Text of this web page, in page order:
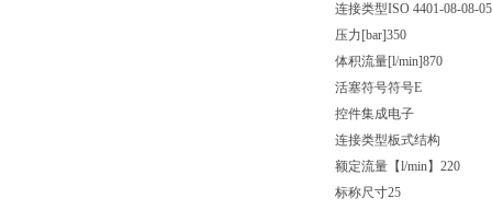
连接类型ISO 4401-08-08-05
压力[bar]350
体积流量[l/min]870
活塞符号符号E
控件集成电子
连接类型板式结构
额定流量【l/min】220
标称尺寸25